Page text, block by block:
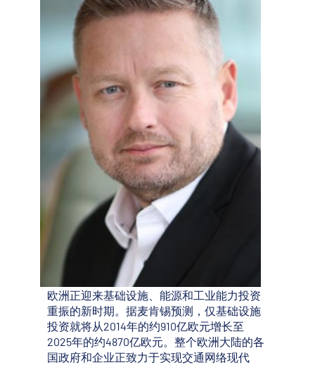
欧洲正迎来基础设施、能源和工业能力投资
重振的新时期。据麦肯锡预测，仅基础设施
投资就将从2014年的约910亿欧元增长至
2025年的约4870亿欧元。整个欧洲大陆的各
国政府和企业正致力于实现交通网络现代